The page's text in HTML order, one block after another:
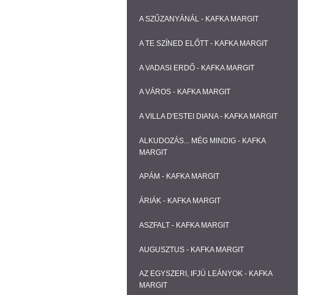
A SZŰZANYÁNÁL - KAFKA MARGIT
A TE SZÍNED ELŐTT - KAFKA MARGIT
A VADASI ERDŐ - KAFKA MARGIT
A VÁROS - KAFKA MARGIT
A VILLA D'ESTEI DIANA - KAFKA MARGIT
ALKUDOZÁS... MÉG MINDIG - KAFKA
MARGIT
APÁM - KAFKA MARGIT
ÁRIÁK - KAFKA MARGIT
ASZFALT - KAFKA MARGIT
AUGUSZTUS - KAFKA MARGIT
AZ EGYSZERI, IFJÚ LEÁNYOK - KAFKA
MARGIT